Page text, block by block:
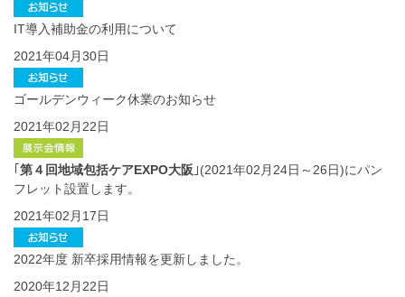
IT導入補助金の利用について
2021年04月30日
ゴールデンウィーク休業のお知らせ
2021年02月22日
第４回地域包括ケアEXPO大阪 ｣(2021年02月24日～26日)にパン
フレット設置します。
2021年02月17日
2022年度 新卒採用情報を更新しました。
2020年12月22日